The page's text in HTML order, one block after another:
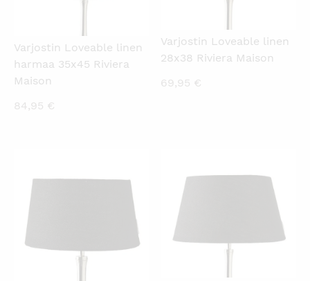
Varjostin Loveable linen
harmaa 35x45 Riviera
Maison
84,95 €
Varjostin Loveable linen
28x38 Riviera Maison
69,95 €